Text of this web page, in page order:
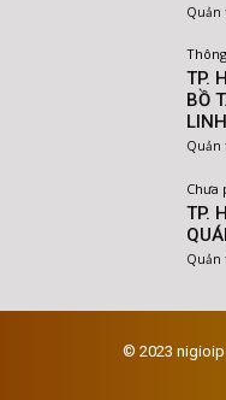
Quản
TP.
BỒ
Quản
Chưa
TP.
Quản
© 2023